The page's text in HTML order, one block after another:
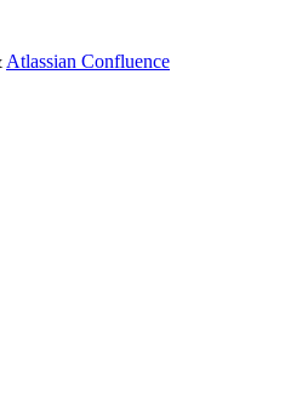
Atlassian Confluence